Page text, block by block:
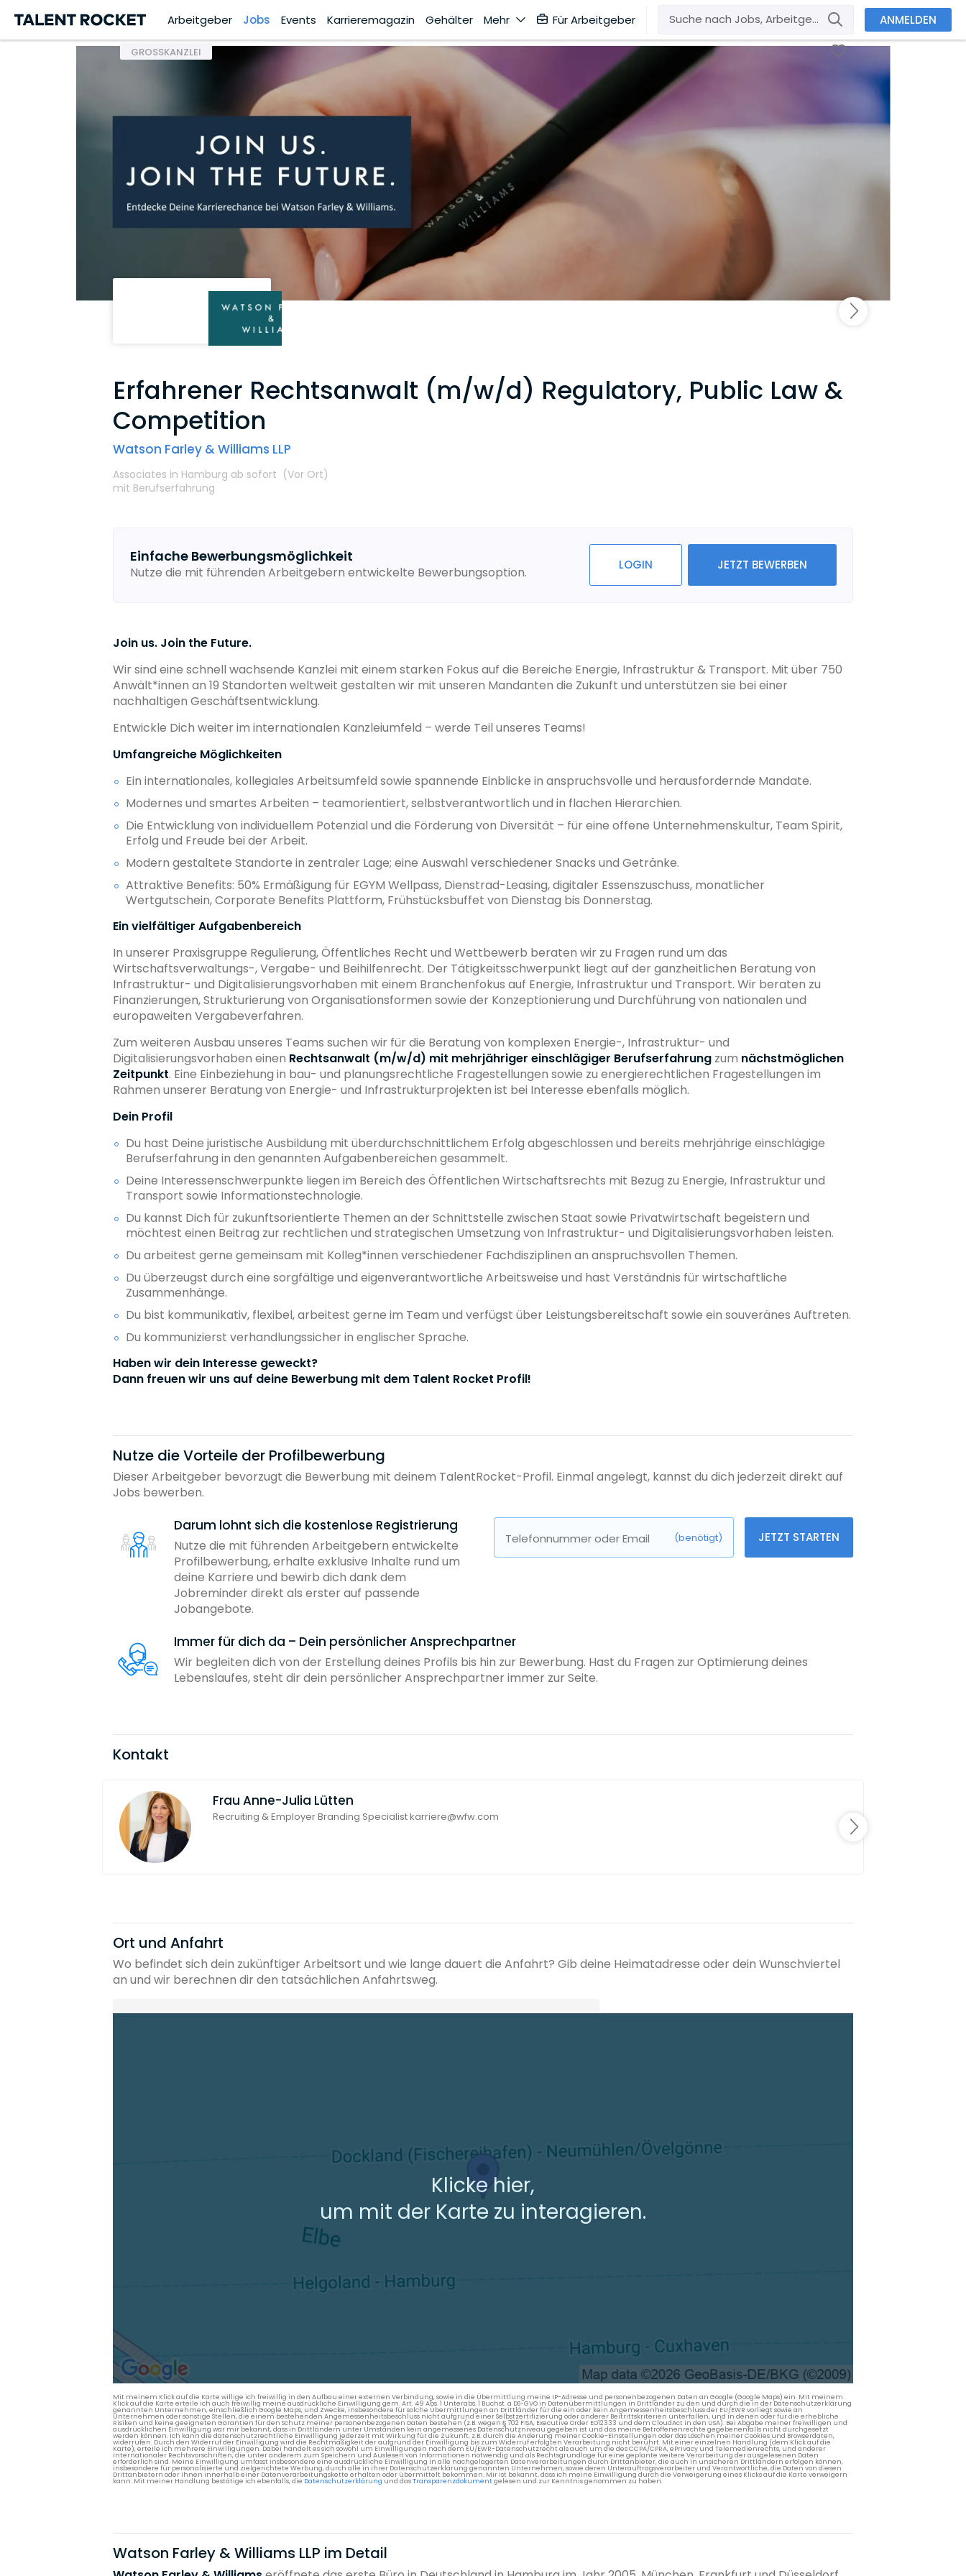
Arbeitgeber Jobs Events Karrieremagazin Gehälter Mehr Für Arbeitgeber ANMELDEN
GROSSKANZLEI
Erfahrener Rechtsanwalt (m/w/d) Regulatory, Public Law &
Competition
Watson Farley & Williams LLP
Associates in Hamburg ab sofort (Vor Ort)
mit Berufserfahrung
Einfache Bewerbungsmöglichkeit
Nutze die mit führenden Arbeitgebern entwickelte Bewerbungsoption. LOGIN JETZT BEWERBEN
Join us. Join the Future.
Wir sind eine schnell wachsende Kanzlei mit einem starken Fokus auf die Bereiche Energie, Infrastruktur & Transport. Mit über 750
Anwält*innen an 19 Standorten weltweit gestalten wir mit unseren Mandanten die Zukunft und unterstützen sie bei einer
nachhaltigen Geschäftsentwicklung.
Entwickle Dich weiter im internationalen Kanzleiumfeld – werde Teil unseres Teams!
Umfangreiche Möglichkeiten
Ein internationales, kollegiales Arbeitsumfeld sowie spannende Einblicke in anspruchsvolle und herausfordernde Mandate.
Modernes und smartes Arbeiten – teamorientiert, selbstverantwortlich und in flachen Hierarchien.
Die Entwicklung von individuellem Potenzial und die Förderung von Diversität – für eine offene Unternehmenskultur, Team Spirit,
Erfolg und Freude bei der Arbeit.
Modern gestaltete Standorte in zentraler Lage; eine Auswahl verschiedener Snacks und Getränke.
Attraktive Benefits: 50% Ermäßigung für EGYM Wellpass, Dienstrad-Leasing, digitaler Essenszuschuss, monatlicher
Wertgutschein, Corporate Benefits Plattform, Frühstücksbuffet von Dienstag bis Donnerstag.
Ein vielfältiger Aufgabenbereich
In unserer Praxisgruppe Regulierung, Öffentliches Recht und Wettbewerb beraten wir zu Fragen rund um das
Wirtschaftsverwaltungs-, Vergabe- und Beihilfenrecht. Der Tätigkeitsschwerpunkt liegt auf der ganzheitlichen Beratung von
Infrastruktur- und Digitalisierungsvorhaben mit einem Branchenfokus auf Energie, Infrastruktur und Transport. Wir beraten zu
Finanzierungen, Strukturierung von Organisationsformen sowie der Konzeptionierung und Durchführung von nationalen und
europaweiten Vergabeverfahren.
Zum weiteren Ausbau unseres Teams suchen wir für die Beratung von komplexen Energie-, Infrastruktur- und
Digitalisierungsvorhaben einen Rechtsanwalt (m/w/d) mit mehrjähriger einschlägiger Berufserfahrung zum nächstmöglichen
Zeitpunkt. Eine Einbeziehung in bau- und planungsrechtliche Fragestellungen sowie zu energierechtlichen Fragestellungen im
Rahmen unserer Beratung von Energie- und Infrastrukturprojekten ist bei Interesse ebenfalls möglich.
Dein Profil
Du hast Deine juristische Ausbildung mit überdurchschnittlichem Erfolg abgeschlossen und bereits mehrjährige einschlägige
Berufserfahrung in den genannten Aufgabenbereichen gesammelt.
Deine Interessenschwerpunkte liegen im Bereich des Öffentlichen Wirtschaftsrechts mit Bezug zu Energie, Infrastruktur und
Transport sowie Informationstechnologie.
Du kannst Dich für zukunftsorientierte Themen an der Schnittstelle zwischen Staat sowie Privatwirtschaft begeistern und
möchtest einen Beitrag zur rechtlichen und strategischen Umsetzung von Infrastruktur- und Digitalisierungsvorhaben leisten.
Du arbeitest gerne gemeinsam mit Kolleg*innen verschiedener Fachdisziplinen an anspruchsvollen Themen.
Du überzeugst durch eine sorgfältige und eigenverantwortliche Arbeitsweise und hast Verständnis für wirtschaftliche
Zusammenhänge.
Du bist kommunikativ, flexibel, arbeitest gerne im Team und verfügst über Leistungsbereitschaft sowie ein souveränes Auftreten.
Du kommunizierst verhandlungssicher in englischer Sprache.
Haben wir dein Interesse geweckt?
Dann freuen wir uns auf deine Bewerbung mit dem Talent Rocket Profil!
Nutze die Vorteile der Profilbewerbung
Dieser Arbeitgeber bevorzugt die Bewerbung mit deinem TalentRocket-Profil. Einmal angelegt, kannst du dich jederzeit direkt auf
Jobs bewerben.
Darum lohnt sich die kostenlose Registrierung
Nutze die mit führenden Arbeitgebern entwickelte
Profilbewerbung, erhalte exklusive Inhalte rund um
deine Karriere und bewirb dich dank dem
Jobreminder direkt als erster auf passende
Jobangebote.
Telefonnummer oder Email (benötigt) JETZT STARTEN
Immer für dich da – Dein persönlicher Ansprechpartner
Wir begleiten dich von der Erstellung deines Profils bis hin zur Bewerbung. Hast du Fragen zur Optimierung deines
Lebenslaufes, steht dir dein persönlicher Ansprechpartner immer zur Seite.
Kontakt
Frau Anne-Julia Lütten
Recruiting & Employer Branding Specialist karriere@wfw.com
Ort und Anfahrt
Wo befindet sich dein zukünftiger Arbeitsort und wie lange dauert die Anfahrt? Gib deine Heimatadresse oder dein Wunschviertel
an und wir berechnen dir den tatsächlichen Anfahrtsweg.
Heimatadresse oder Wunschort
Klicke hier,
um mit der Karte zu interagieren.
Mit meinem Klick auf die Karte willige ich freiwillig in den Aufbau einer externen Verbindung, sowie in die Übermittlung meine IP-Adresse und personenbezogenen Daten an Google (Google Maps) ein. Mit meinem
Klick auf die Karte erteile ich auch freiwillig meine ausdrückliche Einwilligung gem. Art. 49 Abs. 1 Unterabs. 1 Buchst. a DS-GVO in Datenübermittlungen in Drittländer zu den und durch die in der Datenschutzerklärung
genannten Unternehmen, einschließlich Google Maps, und Zwecke, insbesondere für solche Übermittlungen an Drittländer für die ein oder kein Angemessenheitsbeschluss der EU/EWR vorliegt sowie an
Unternehmen oder sonstige Stellen, die einem bestehenden Angemessenheitsbeschluss nicht aufgrund einer Selbstzertifizierung oder anderer Beitrittskriterien unterfallen, und in denen oder für die erhebliche
Risiken und keine geeigneten Garantien für den Schutz meiner personenbezogenen Daten bestehen (z.B. wegen § 702 FISA, Executive Order EO12333 und dem CloudAct in den USA). Bei Abgabe meiner freiwilligen und
ausdrücklichen Einwilligung war mir bekannt, dass in Drittländern unter Umständen kein angemessenes Datenschutzniveau gegeben ist und das meine Betroffenenrechte gegebenenfalls nicht durchgesetzt
werden können. Ich kann die datenschutzrechtliche Einwilligung jederzeit mit Wirkung für die Zukunft, z.B. durch die Änderung meiner Cookie-Einstellungen oder das Löschen meiner Cookies und Browserdaten,
widerrufen. Durch den Widerruf der Einwilligung wird die Rechtmäßigkeit der aufgrund der Einwilligung bis zum Widerruf erfolgten Verarbeitung nicht berührt. Mit einer einzelnen Handlung (dem Klick auf die
Karte), erteile ich mehrere Einwilligungen. Dabei handelt es sich sowohl um Einwilligungen nach dem EU/EWR-Datenschutzrecht als auch um die des CCPA/CPRA, ePrivacy und Telemedienrechts, und anderer
internationaler Rechtsvorschriften, die unter anderem zum Speichern und Auslesen von Informationen notwendig und als Rechtsgrundlage für eine geplante weitere Verarbeitung der ausgelesenen Daten
erforderlich sind. Meine Einwilligung umfasst insbesondere eine ausdrückliche Einwilligung in alle nachgelagerten Datenverarbeitungen durch Drittanbieter, die auch in unsicheren Drittländern erfolgen können,
insbesondere für personalisierte und zielgerichtete Werbung, durch alle in ihrer Datenschutzerklärung genannten Unternehmen, sowie deren Unterauftragsverarbeiter und Verantwortliche, die Daten von diesen
Drittanbietern oder ihnen innerhalb einer Datenverarbeitungskette erhalten oder übermittelt bekommen. Mir ist bekannt, dass ich meine Einwilligung durch die Verweigerung eines Klicks auf die Karte verweigern
kann. Mit meiner Handlung bestätige ich ebenfalls, die Datenschutzerklärung und dasTransparenzdokumentgelesen und zur Kenntnis genommen zu haben.
Watson Farley & Williams LLP im Detail